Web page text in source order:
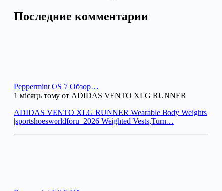
Последние комментарии
Peppermint OS 7 Обзор…
1 місяць тому от ADIDAS VENTO XLG RUNNER
ADIDAS VENTO XLG RUNNER Wearable Body Weights
|sportshoesworldforu_2026 Weighted Vests,Turn…